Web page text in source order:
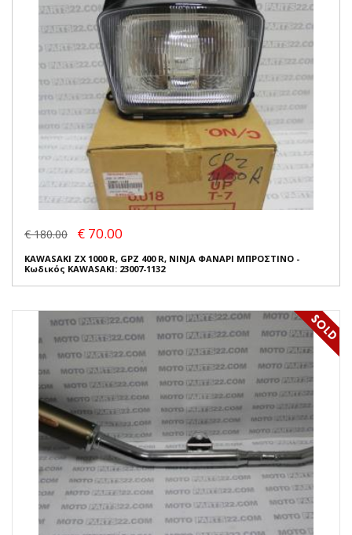
€ 180.00 € 70.00
KAWASAKI ZX 1000 R, GPZ 400 R, NINJA ΦΑΝΑΡΙ ΜΠΡΟΣΤΙΝΟ -
Κωδικός KAWASAKI: 23007-1132